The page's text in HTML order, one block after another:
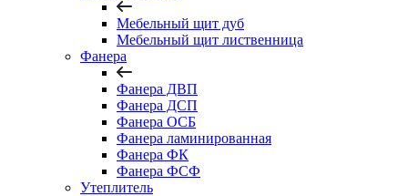
Мебельный щит дуб
Мебельный щит лиственница
Фанера
Фанера ДВП
Фанера ДСП
Фанера ОСБ
Фанера ламинированная
Фанера ФК
Фанера ФСФ
Утеплитель